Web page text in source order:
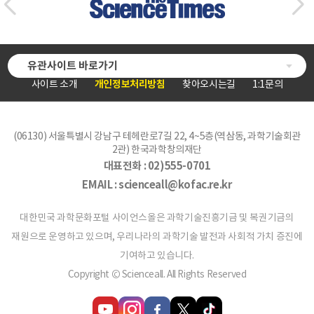
사이트 소개 개인정보처리방침 찾아오시는길 1:1문의
유관사이트 바로가기
(06130) 서울특별시 강남구 테헤란로7길 22, 4~5층(역삼동, 과학기술회관
2관) 한국과학창의재단
대표전화 : 02)555-0701
EMAIL :scienceall@kofac.re.kr
대한민국 과학문화포털 사이언스올은 과학기술진흥기금 및 복권기금의
재원으로 운영하고 있으며, 우리나라의 과학기술 발전과 사회적 가치 증진에
기여하고 있습니다.
Copyright © Scienceall. All Rights Reserved